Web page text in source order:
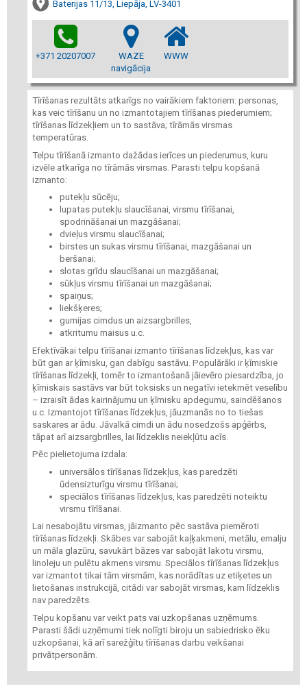
Baterijas 11/13, Liepāja, LV-3401
+371 20207007
WAZE
navigācija
WWW
Tīrīšanas rezultāts atkarīgs no vairākiem faktoriem: personas,
kas veic tīrīšanu un no izmantotajiem tīrīšanas piederumiem;
tīrīšanas līdzekļiem un to sastāva; tīrāmās virsmas
temperatūras.
Telpu tīrīšanā izmanto dažādas ierīces un piederumus, kuru
izvēle atkarīga no tīrāmās virsmas. Parasti telpu kopšanā
izmanto:
putekļu sūcēju;
lupatas putekļu slaucīšanai, virsmu tīrīšanai,
spodrināšanai un mazgāšanai;
dvieļus virsmu slaucīšanai;
birstes un sukas virsmu tīrīšanai, mazgāšanai un
beršanai;
slotas grīdu slaucīšanai un mazgāšanai;
sūkļus virsmu tīrīšanai un mazgāšanai;
spaiņus;
liekšķeres;
gumijas cimdus un aizsargbrilles,
atkritumu maisus u.c.
Efektīvākai telpu tīrīšanai izmanto tīrīšanas līdzekļus, kas var
būt gan ar ķīmisku, gan dabīgu sastāvu. Populārāki ir ķīmiskie
tīrīšanas līdzekļi, tomēr to izmantošanā jāievēro piesardzība, jo
ķīmiskais sastāvs var būt toksisks un negatīvi ietekmēt veselību
– izraisīt ādas kairinājumu un ķīmisku apdegumu, saindēšanos
u.c. Izmantojot tīrīšanas līdzekļus, jāuzmanās no to tiešas
saskares ar ādu. Jāvalkā cimdi un ādu nosedzošs apģērbs,
tāpat arī aizsargbrilles, lai līdzeklis neiekļūtu acīs.
Pēc pielietojuma izdala:
universālos tīrīšanas līdzekļus, kas paredzēti
ūdensizturīgu virsmu tīrīšanai;
speciālos tīrīšanas līdzekļus, kas paredzēti noteiktu
virsmu tīrīšanai.
Lai nesabojātu virsmas, jāizmanto pēc sastāva piemēroti
tīrīšanas līdzekļi. Skābes var sabojāt kaļķakmeni, metālu, emalju
un māla glazūru, savukārt bāzes var sabojāt lakotu virsmu,
linoleju un pulētu akmens virsmu. Speciālos tīrīšanas līdzekļus
var izmantot tikai tām virsmām, kas norādītas uz etiķetes un
lietošanas instrukcijā, citādi var sabojāt virsmas, kam līdzeklis
nav paredzēts.
Telpu kopšanu var veikt pats vai uzkopšanas uzņēmums.
Parasti šādi uzņēmumi tiek nolīgti biroju un sabiedrisko ēku
uzkopšanai, kā arī sarežģītu tīrīšanas darbu veikšanai
privātpersonām.